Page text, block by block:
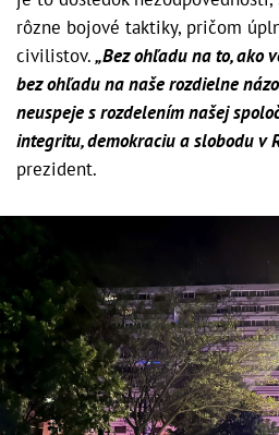
rôzne bojové taktiky, pričom
civilistov.„Bez ohľadu na to, ako
bez ohľadu na naše rozdielne
neuspeje s rozdelením našej
integritu, demokraciu a slobodu v
prezident.